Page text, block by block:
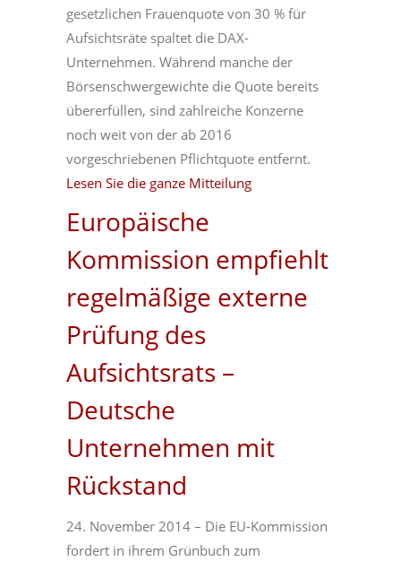
gesetzlichen Frauenquote von 30 % für
Aufsichtsräte spaltet die DAX-
Unternehmen. Während manche der
Börsenschwergewichte die Quote bereits
übererfüllen, sind zahlreiche Konzerne
noch weit von der ab 2016
vorgeschriebenen Pflichtquote entfernt.
Lesen Sie die ganze Mitteilung
Europäische
Kommission empfiehlt
regelmäßige externe
Prüfung des
Aufsichtsrats –
Deutsche
Unternehmen mit
Rückstand
24. November 2014 – Die EU-Kommission
fordert in ihrem Grünbuch zum